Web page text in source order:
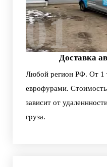
01Доставка
Любой регион РФ. От 1
еврофурами.
зависит от
груза.